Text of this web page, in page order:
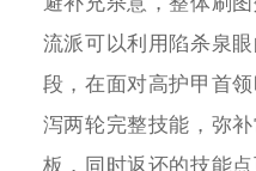
流派可以利用陷杀泉
段，在面对高护甲首
泻两轮完整技能，弥
板，同时返还的技能